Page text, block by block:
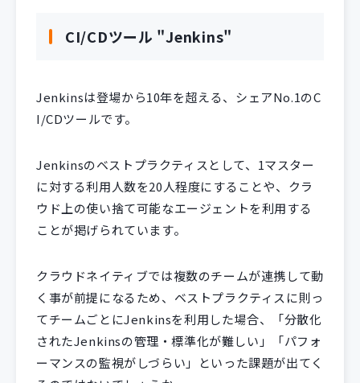
CI/CDツール "Jenkins"
Jenkinsは登場から10年を超える、シェアNo.1のC
I/CDツールです。
Jenkinsのベストプラクティスとして、1マスター
に対する利用人数を20人程度にすることや、クラ
ウド上の使い捨て可能なエージェントを利用する
ことが掲げられています。
クラウドネイティブでは複数のチームが連携して動
く事が前提になるため、ベストプラクティスに則っ
てチームごとにJenkinsを利⽤した場合、「分散化
されたJenkinsの管理・標準化が難しい」「パフォ
ーマンスの監視がしづらい」といった課題が出てく